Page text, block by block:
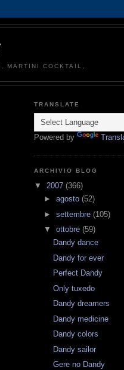
MARTINI COCKTAIL,
TRANSLATE
Powered by
ARCHIVIO BLOG
▼ 2007 (366)
► agosto (52)
► settembre (105)
▼ ottobre (59)
Dandy dance
Dandy for ever
Perfect Dandy
Only tuxedo
Dandy dreamers
Dandy medicine
Dandy colors
Dandy sailor
Gere no Dandy